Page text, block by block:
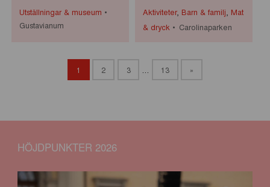
Utställningar & museum
Gustavianum
Aktiviteter, Barn & familj Mat
& dryck
Carolinaparken
1 2 3 13 »
HÖJDPUNKTER 2026